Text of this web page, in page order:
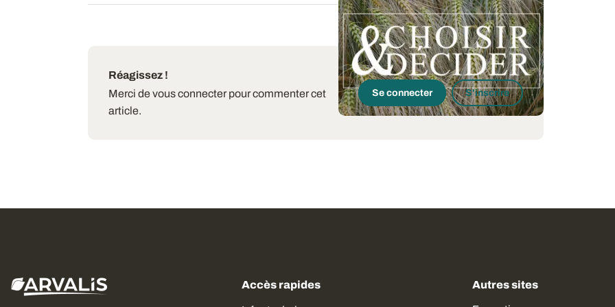
Réagissez !
Merci de vous connecter pour commenter cet
article.
Se connecter S'inscrire
Accès rapides Autres sites